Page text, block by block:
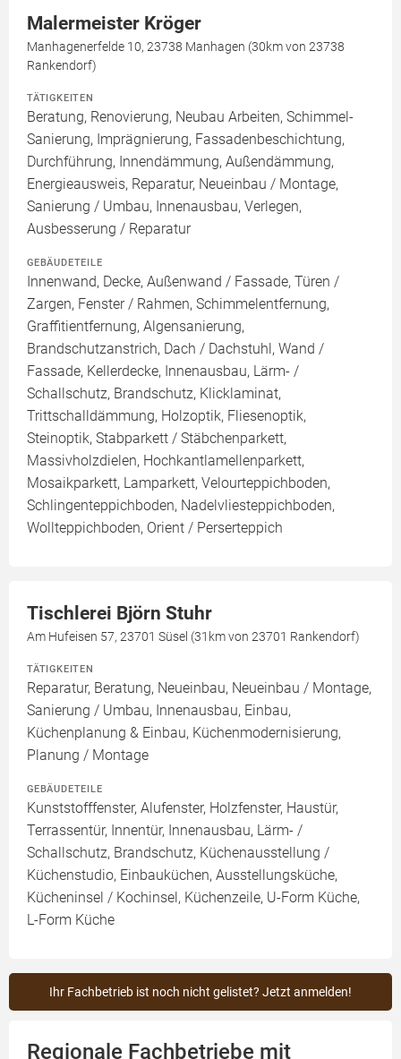
Malermeister Kröger
Manhagenerfelde 10, 23738 Manhagen (30km von 23738
Rankendorf)
TÄTIGKEITEN
Beratung, Renovierung, Neubau Arbeiten, Schimmel-
Sanierung, Imprägnierung, Fassadenbeschichtung,
Durchführung, Innendämmung, Außendämmung,
Energieausweis, Reparatur, Neueinbau / Montage,
Sanierung / Umbau, Innenausbau, Verlegen,
Ausbesserung / Reparatur
GEBÄUDETEILE
Innenwand, Decke, Außenwand / Fassade, Türen /
Zargen, Fenster / Rahmen, Schimmelentfernung,
Graffitientfernung, Algensanierung,
Brandschutzanstrich, Dach / Dachstuhl, Wand /
Fassade, Kellerdecke, Innenausbau, Lärm- /
Schallschutz, Brandschutz, Klicklaminat,
Trittschalldämmung, Holzoptik, Fliesenoptik,
Steinoptik, Stabparkett / Stäbchenparkett,
Massivholzdielen, Hochkantlamellenparkett,
Mosaikparkett, Lamparkett, Velourteppichboden,
Schlingenteppichboden, Nadelvliesteppichboden,
Wollteppichboden, Orient / Perserteppich
Tischlerei Björn Stuhr
Am Hufeisen 57, 23701 Süsel (31km von 23701 Rankendorf)
TÄTIGKEITEN
Reparatur, Beratung, Neueinbau, Neueinbau / Montage,
Sanierung / Umbau, Innenausbau, Einbau,
Küchenplanung & Einbau, Küchenmodernisierung,
Planung / Montage
GEBÄUDETEILE
Kunststofffenster, Alufenster, Holzfenster, Haustür,
Terrassentür, Innentür, Innenausbau, Lärm- /
Schallschutz, Brandschutz, Küchenausstellung /
Küchenstudio, Einbauküchen, Ausstellungsküche,
Kücheninsel / Kochinsel, Küchenzeile, U-Form Küche,
L-Form Küche
Ihr Fachbetrieb ist noch nicht gelistet? Jetzt anmelden!
Regionale Fachbetriebe mit